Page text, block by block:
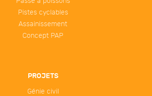
Pistes cyclables
Assainissement
Concept PAP
PROJETS
Génie civil